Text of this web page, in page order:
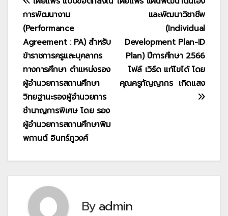
เรื่อง
และพัฒนาวิชาชีพ
(Individual
Development Plan-ID
Plan) ปีการศึกษา 2566
ไฟล์ เวิร์ด แก้ไขได้ โดย
คุณครูกัญญากร เกิดแสง
การพัฒนางาน
(Performance
Agreement : PA) สำหรับ
ข้าราชการครูและบุคลากร
ทางการศึกษา ตำแหน่งรอง
ผู้อำนวยการสถานศึกษา
วิทยฐานะรองผู้อำนวยการ
ชำนาญการพิเศษ โดย รอง
ผู้อำนวยการสถานศึกษาพิม
พกานต์ อินทร์ภูวงศ์
Byadmin